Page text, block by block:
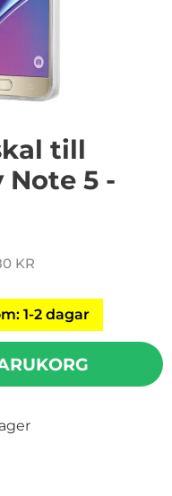
till
Note 5 -
KR
1-2 dagar